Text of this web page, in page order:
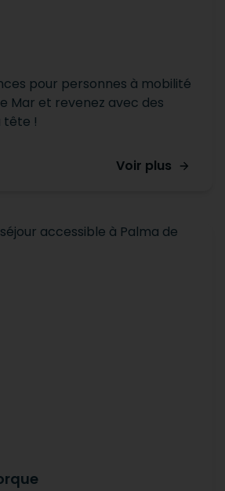
pour personnes à mobilité
Mar et revenez avec des
tête !
Voir plus